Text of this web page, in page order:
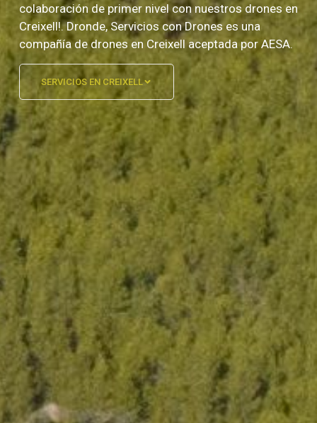
colaboración de primer nivel con nuestros drones en
Creixell!. Dronde, Servicios con Drones es una
compañía de drones en Creixell aceptada por AESA.
SERVICIOS EN CREIXELL